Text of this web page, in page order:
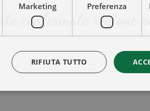
confermate regione per
Marketing Preferenza
RIFIUTA TUTTO